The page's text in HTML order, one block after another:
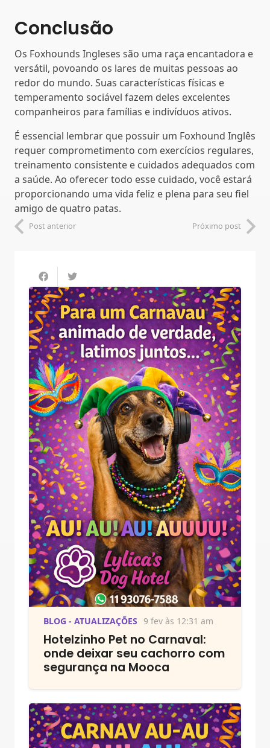
Conclusão
Os Foxhounds Ingleses são uma raça encantadora e
versátil, povoando os lares de muitas pessoas ao
redor do mundo. Suas características físicas e
temperamento sociável fazem deles excelentes
companheiros para famílias e indivíduos ativos.
É essencial lembrar que possuir um Foxhound Inglês
requer comprometimento com exercícios regulares,
treinamento consistente e cuidados adequados com
a saúde. Ao oferecer todo esse cuidado, você estará
proporcionando uma vida feliz e plena para seu fiel
amigo de quatro patas.
Post anterior Próximo post
BLOG - ATUALIZAÇÕES 9 fev às 12:31 am
Hotelzinho Pet no Carnaval:
onde deixar seu cachorro com
segurança na Mooca